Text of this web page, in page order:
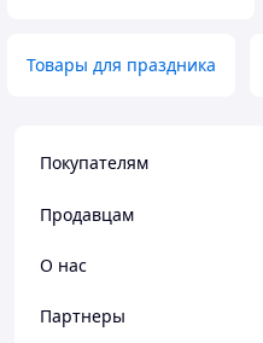
Товары для праздника
Покупателям
Продавцам
О нас
Партнеры